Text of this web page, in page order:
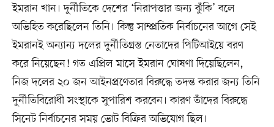
ইমরান খান। দুর্নীতিকে দেশের ‘নিরাপত্তার জন্য ঝুঁকি’ বলে
অভিহিত করেছিলেন তিনি। কিন্তু সাম্প্রতিক নির্বাচনের আগে সেই
ইমরানই অন্যান্য দলের দুর্নীতিগ্রস্ত নেতাদের পিটিআইয়ে বরণ
করে নিয়েছেন! গত এপ্রিল মাসে ইমরান ঘোষণা দিয়েছিলেন,
নিজ দলের ২০ জন আইনপ্রণেতার বিরুদ্ধে তদন্ত করার জন্য তিনি
দুর্নীতিবিরোধী সংস্থাকে সুপারিশ করবেন। কারণ তাঁদের বিরুদ্ধে
সিনেট নির্বাচনের সময় ভোট বিক্রির অভিযোগ ছিল।